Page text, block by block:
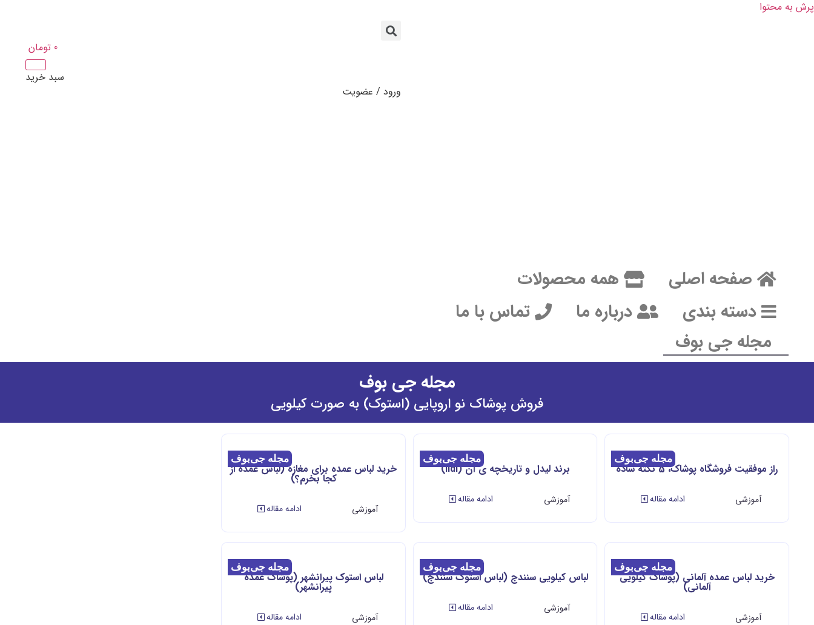
پرش به محتوا
صفحه اصلی
همه محصولات
دسته بندی
درباره ما
تماس با ما
مجله جی بوف
0 تومان
سبد خرید
ورود / عضویت
مجله جی بوف
فروش پوشاک نو اروپایی (استوک) به صورت کیلویی
مجله جی‌بوف
راز موفقیت فروشگاه پوشاک، 5 نکته ساده
آموزشی ادامه مقاله
مجله جی‌بوف
برند لیدل و تاریخچه ی آن (lidl)
آموزشی ادامه مقاله
مجله جی‌بوف
خرید لباس عمده برای مغازه (لباس عمده از
کجا بخرم؟)
آموزشی ادامه مقاله
مجله جی‌بوف
خرید لباس عمده آلمانی (پوشاک کیلویی
آلمانی)
آموزشی ادامه مقاله
مجله جی‌بوف
لباس کیلویی سنندج (لباس استوک سنندج)
آموزشی ادامه مقاله
مجله جی‌بوف
لباس استوک پیرانشهر (پوشاک عمده
پیرانشهر)
آموزشی ادامه مقاله